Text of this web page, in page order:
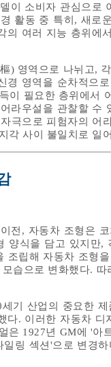
이 소비자 관심으로
활동 중 특히, 새로
의 여러 지능 층위에
) 영역으로 나뉘고,
경 영역을 순차적으
이 필요한 층위에서
라우설을 관찰할
극으로 피험자의 어
각 사이 불일치로 일
전, 자동차 조형은
양식을 담고 있지만
조립해 자동차 조형
습으로 변화했다.
기 산업의 중요한
다. 이러한 자동차
은 1927년 GM에 '아
링 섹션'으로 변경